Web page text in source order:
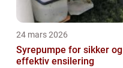
24 mars 2026
Syrepumpe for sikker og
effektiv ensilering